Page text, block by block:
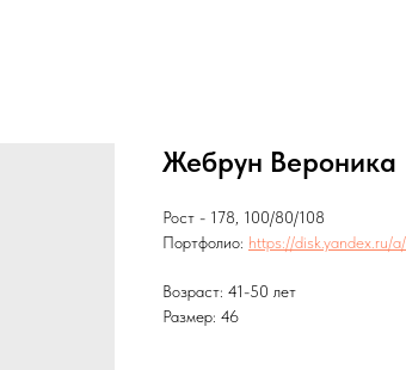
Жебрун Вероника
Рост - 178, 100/80/108
Портфолио: https://disk.yandex.ru/
Возраст: 41-50 лет
Размер: 46